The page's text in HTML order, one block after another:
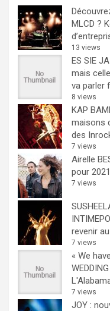
MLCD ?
13 views
ES SIE
mais
va parler
8 views
KAP
maisons
des
7 views
Airelle
pour
7 views
revenir
7 views
« We
7 views
JOY :